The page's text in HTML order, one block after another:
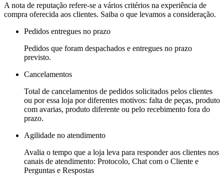
A nota de reputação refere-se a vários critérios na experiência de
compra oferecida aos clientes. Saiba o que levamos a consideração.
Pedidos entregues no prazo
Pedidos que foram despachados e entregues no prazo
previsto.
Cancelamentos
Total de cancelamentos de pedidos solicitados pelos clientes
ou por essa loja por diferentes motivos: falta de peças, produto
com avarias, produto diferente ou pelo recebimento fora do
prazo.
Agilidade no atendimento
Avalia o tempo que a loja leva para responder aos clientes nos
canais de atendimento: Protocolo, Chat com o Cliente e
Perguntas e Respostas